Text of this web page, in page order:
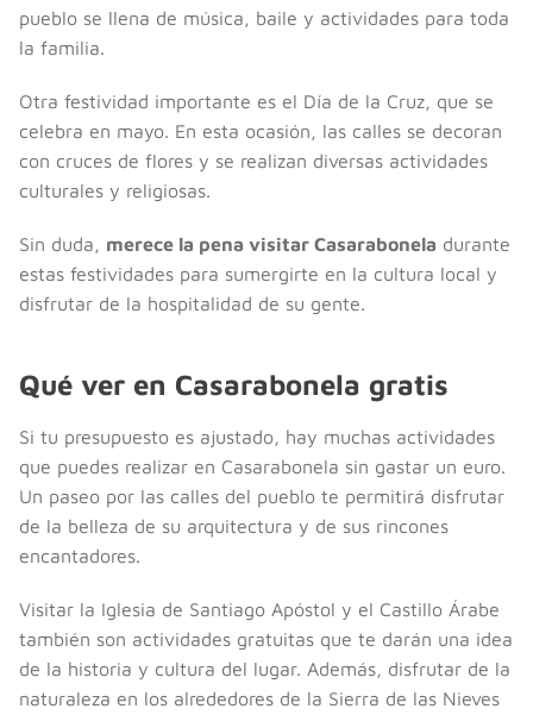
pueblo se llena de música, baile y actividades para toda
la familia.
Otra festividad importante es el Día de la Cruz, que se
celebra en mayo. En esta ocasión, las calles se decoran
con cruces de flores y se realizan diversas actividades
culturales y religiosas.
Sin duda, merece la pena visitar Casarabonela durante
estas festividades para sumergirte en la cultura local y
disfrutar de la hospitalidad de su gente.
Qué ver en Casarabonela gratis
Si tu presupuesto es ajustado, hay muchas actividades
que puedes realizar en Casarabonela sin gastar un euro.
Un paseo por las calles del pueblo te permitirá disfrutar
de la belleza de su arquitectura y de sus rincones
encantadores.
Visitar la Iglesia de Santiago Apóstol y el Castillo Árabe
también son actividades gratuitas que te darán una idea
de la historia y cultura del lugar. Además, disfrutar de la
naturaleza en los alrededores de la Sierra de las Nieves